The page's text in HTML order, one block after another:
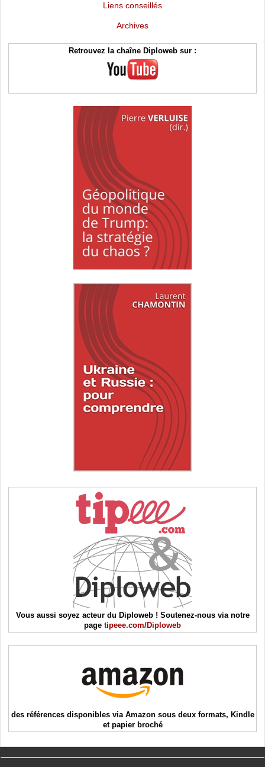
Liens conseillés
Archives
Retrouvez la chaîne Diploweb sur :
Vous aussi soyez acteur du Diploweb ! Soutenez-nous via notre
page tipeee.com/Diploweb
des références disponibles via Amazon sous deux formats, Kindle
et papier broché